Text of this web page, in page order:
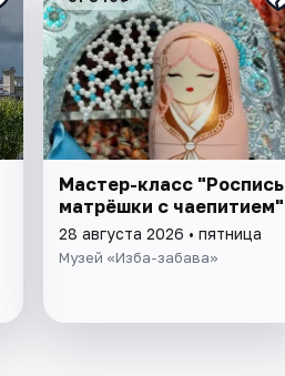
Мастер-класс "Роспись
матрёшки с чаепитием"
28 августа 2026 • пятница
Музей «Изба-забава»